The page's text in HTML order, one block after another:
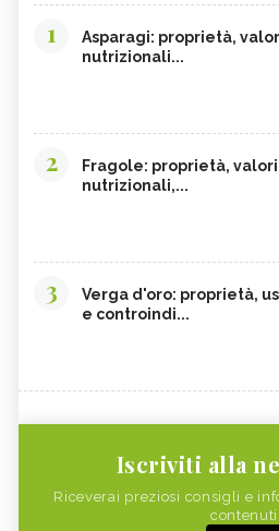
1
Asparagi: proprietà,
nutrizionali...
2
Fragole: proprietà, valori
nutrizionali,...
3
Verga d'oro: proprietà,
e controindi...
Iscriviti alla
Riceverai preziosi consigli e
contenuti